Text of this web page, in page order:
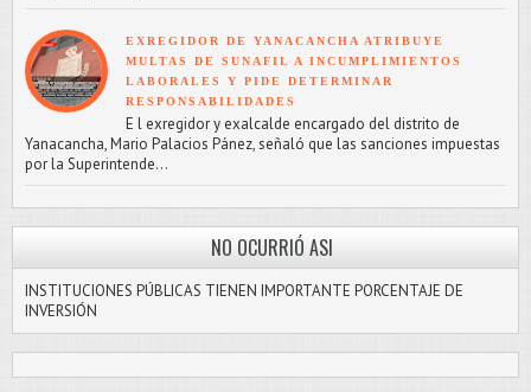
EXREGIDOR DE YANACANCHA ATRIBUYE
MULTAS DE SUNAFIL A INCUMPLIMIENTOS
LABORALES Y PIDE DETERMINAR
RESPONSABILIDADES
E l exregidor y exalcalde encargado del distrito de
Yanacancha, Mario Palacios Pánez, señaló que las sanciones impuestas
por la Superintende...
NO OCURRIÓ ASI
INSTITUCIONES PÚBLICAS TIENEN IMPORTANTE PORCENTAJE DE
INVERSIÓN